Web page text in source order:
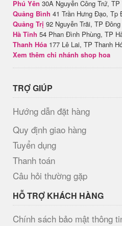
Phú Yên 30A Nguyễn Công Trứ, TP
Quảng Bình 41 Trần Hưng Đạo, Tp
Quảng Trị 92 Nguyễn Trãi, TP
Hà Tĩnh 54 Phan Đình Phùng, TP
Thanh Hóa 177 Lê Lai, TP Thanh
Xem thêm chi nhánh shop hoa
TRỢ GIÚP
Hướng dẫn đặt hàng
Quy định giao hàng
Tuyển dụng
Thanh toán
Câu hỏi thường gặp
HỖ TRỢ KHÁCH HÀNG
Chính sách bảo mật thông